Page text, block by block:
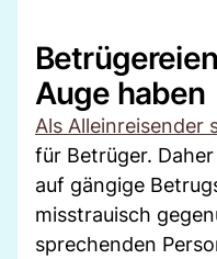
Auge haben
Als Alleinreisender
für Betrüger.
auf gängige
misstrauisch
sprechenden